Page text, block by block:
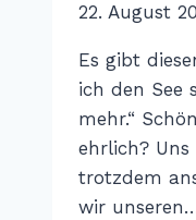
Von
22. August
Es gibt
ich den See
mehr.“
ehrlich?
trotzdem
wir